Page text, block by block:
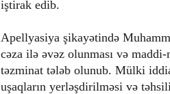
iştirak edib.
Apellyasiya şikayətində
cəza ilə əvəz olunması və
təzminat tələb olunub. Mülki
uşaqların yerləşdirilməsi və